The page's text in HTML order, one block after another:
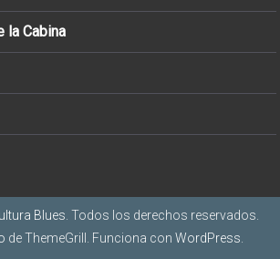
la Cabina
Blues . Todos los derechos reservados.
de ThemeGrill. Funciona con WordPress